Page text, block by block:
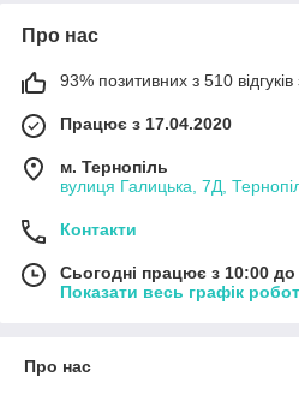
Про нас
93% позитивних з 510 відгуків
Працює з 17.04.2020
м. Тернопіль
вулиця Галицька, 7Д,
Контакти
Сьогодні працює з 10:00 до
Показати весь графік
Про нас